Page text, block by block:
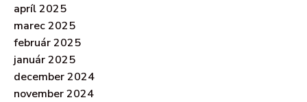
apríl 2025
marec 2025
február 2025
január 2025
december 2024
november 2024